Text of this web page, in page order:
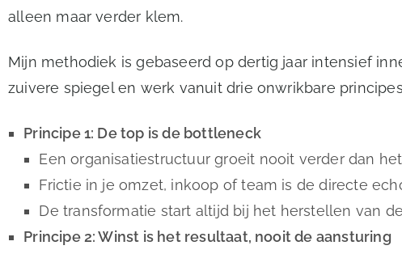
alleen maar verder klem.
Mijn methodiek is gebaseerd op dertig jaar intensief
zuivere spiegel en werk vanuit drie onwrikbare
Principe 1: De top is de bottleneck
Een organisatiestructuur groeit nooit verder dan
Frictie in je omzet, inkoop of team is de directe
De transformatie start altijd bij het herstellen van
Principe 2: Winst is het resultaat, nooit de aansturing